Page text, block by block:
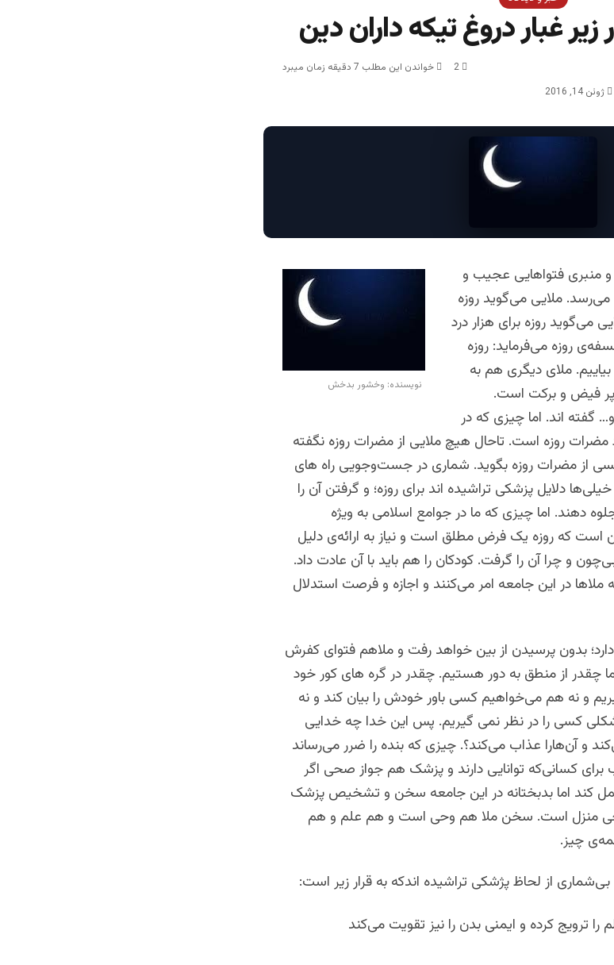
غبار دروغ تیکه داران دین
ژوئن 14, 2016
2 خواندن این مطلب 7 دقیقه زمان میبرد
نویسنده: وخشور بدخش
و منبری فتواهایی عجیب و
ملایی می‌گوید روزه
روزه برای هزار درد
روزه می‌فرماید: روزه
ملای دیگری هم به
فیض و برکت است.
گفته اند. اما چیزی که در
روزه است. تاحال هیچ ملایی از مضرات روزه نگفته
از مضرات روزه بگوید. شماری در جست‌وجویی راه های
دلایل پزشکی تراشیده اند برای روزه؛ و گرفتن آن را
دهند. اما چیزی که ما در جوامع اسلامی به ویژه
است که روزه یک فرض مطلق است و نیاز به ارائه‌ی دلیل
و چرا آن را گرفت. کودکان را هم باید با آن عادت داد.
در این جامعه امر می‌کنند و اجازه و فرصت استدلال
بدون پرسیدن از بین خواهد رفت و ملاهم فتوای کفرش
ما چقدر از منطق به دور هستیم. چقدر در گره های کور خود
و نه هم می‌خواهیم کسی باور خودش را بیان کند و نه
کسی را در نظر نمی گیریم. پس این خدا چه خدایی
و آن‌هارا عذاب می‌کند؟. چیزی که بنده را ضرر می‌رساند
کسانی‌که توانایی دارند و پزشک هم جواز صحی اگر
کند اما بدبختانه در این جامعه سخن و تشخیص پزشک
منزل است. سخن ملا هم وحی است و هم علم و هم
چیز.
بی‌شماری از لحاظ پژشکی تراشیده اندکه به قرار زیر است:
را ترویج کرده و ایمنی بدن را نیز تقویت می‌کند